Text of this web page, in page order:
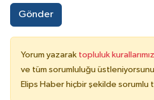
Gönder
Yorum yazarak topluluk
ve tüm sorumluluğu
Elips Haber hiçbir şekilde sorumlu